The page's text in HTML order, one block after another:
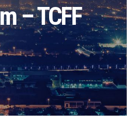
– TCFF